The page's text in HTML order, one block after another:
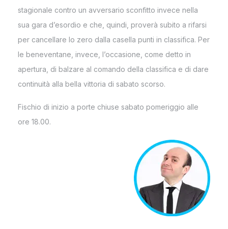
stagionale contro un avversario sconfitto invece nella
sua gara d’esordio e che, quindi, proverà subito a rifarsi
per cancellare lo zero dalla casella punti in classifica. Per
le beneventane, invece, l’occasione, come detto in
apertura, di balzare al comando della classifica e di dare
continuità alla bella vittoria di sabato scorso.
Fischio di inizio a porte chiuse sabato pomeriggio alle
ore 18.00.